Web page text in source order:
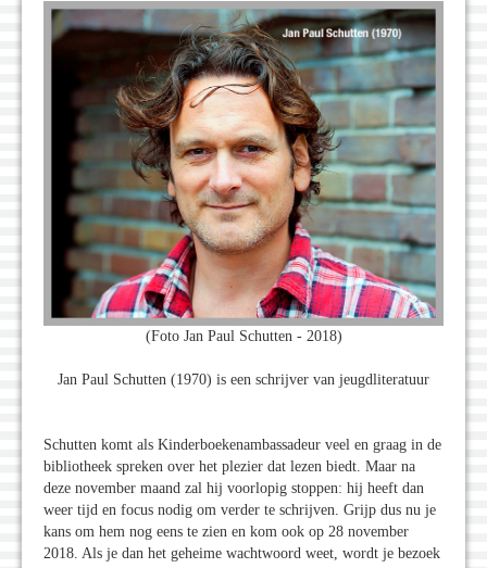
(Foto Jan Paul Schutten - 2018)
Jan Paul Schutten (1970) is een schrijver van jeugdliteratuur
Schutten komt als Kinderboekenambassadeur veel en graag in de
bibliotheek spreken over het plezier dat lezen biedt. Maar na
deze november maand zal hij voorlopig stoppen: hij heeft dan
weer tijd en focus nodig om verder te schrijven. Grijp dus nu je
kans om hem nog eens te zien en kom ook op 28 november
2018. Als je dan het geheime wachtwoord weet, wordt je bezoek